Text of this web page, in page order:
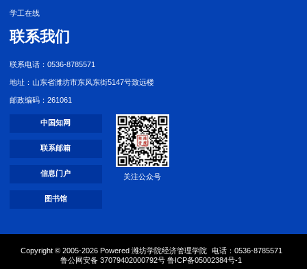
学工在线
联系我们
联系电话：0536-8785571
地址：山东省潍坊市东风东街5147号致远楼
邮政编码：261061
中国知网
联系邮箱
信息门户
图书馆
关注公众号
Copyright © 2005-2026 Powered 潍坊学院经济管理学院
电话：0536-8785571
鲁公网安备 37079402000792号 鲁ICP备05002384号-1